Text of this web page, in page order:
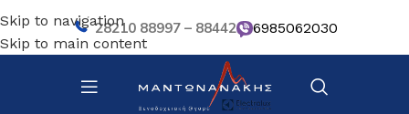
Skip to navigation
Skip to main content
28210 88997 – 88442 6985062030
Αρχική σελίδα/ Επιτραπέζια Είδη/ Πιάτα